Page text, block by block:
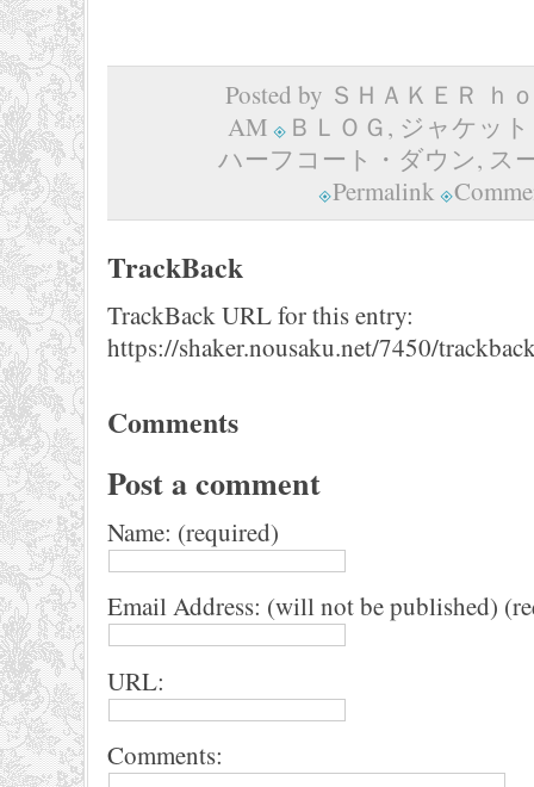
Posted by ＳＨＡＫＥＲ ｈ
AM
ＢＬＯＧ, ジャケッ
ハーフコート・ダウン, ス
Permalink
TrackBack
TrackBack URL for this entry:
https://shaker.nousaku.net/7450/
Comments
Post a comment
Name: (required)
Email Address: (will not be published)
URL:
Comments: